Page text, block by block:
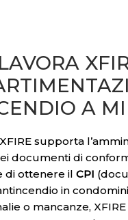
A
supporta
documenti di
di ottenere il CPI
in
o mancanze,